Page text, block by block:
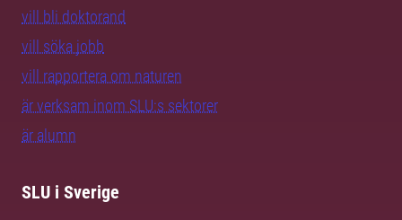
vill bli doktorand
vill söka jobb
vill rapportera om naturen
är verksam inom SLU:s sektorer
är alumn
SLU i Sverige